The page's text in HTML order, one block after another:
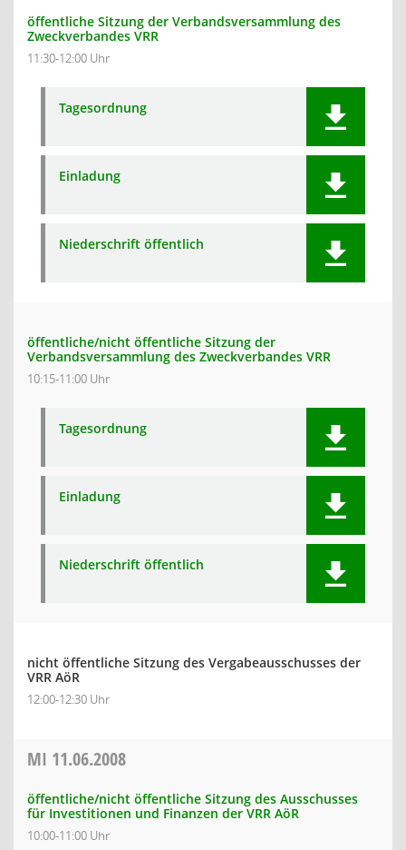
öffentliche Sitzung der Verbandsversammlung des
Zweckverbandes VRR
11:30-12:00 Uhr
Tagesordnung
Einladung
Niederschrift öffentlich
öffentliche/nicht öffentliche Sitzung der
Verbandsversammlung des Zweckverbandes VRR
10:15-11:00 Uhr
Tagesordnung
Einladung
Niederschrift öffentlich
nicht öffentliche Sitzung des Vergabeausschusses der
VRR AöR
12:00-12:30 Uhr
MI 11.06.2008
öffentliche/nicht öffentliche Sitzung des Ausschusses
für Investitionen und Finanzen der VRR AöR
10:00-11:00 Uhr